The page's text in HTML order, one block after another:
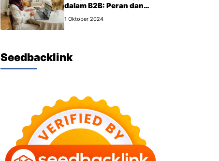
dalam B2B: Peran dan
Manfaat yang Wajib Kamu
1 Oktober 2024
Seedbacklink